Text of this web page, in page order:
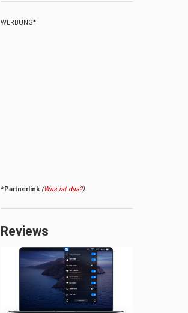
WERBUNG*
*Partnerlink (Was ist das?)
Reviews